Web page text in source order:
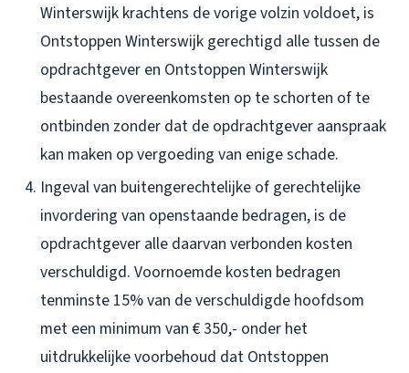
Winterswijk krachtens de vorige volzin voldoet, is
Ontstoppen Winterswijk gerechtigd alle tussen de
opdrachtgever en Ontstoppen Winterswijk
bestaande overeenkomsten op te schorten of te
ontbinden zonder dat de opdrachtgever aanspraak
kan maken op vergoeding van enige schade.
Ingeval van buitengerechtelijke of gerechtelijke
invordering van openstaande bedragen, is de
opdrachtgever alle daarvan verbonden kosten
verschuldigd. Voornoemde kosten bedragen
tenminste 15% van de verschuldigde hoofdsom
met een minimum van € 350,- onder het
uitdrukkelijke voorbehoud dat Ontstoppen